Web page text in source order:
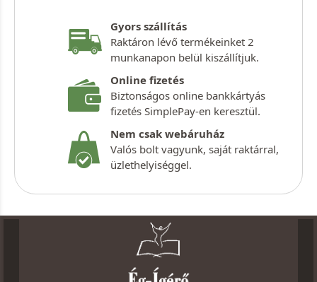
Gyors szállítás
Raktáron lévő termékeinket 2
munkanapon belül kiszállítjuk.
Online fizetés
Biztonságos online bankkártyás
fizetés SimplePay-en keresztül.
Nem csak webáruház
Valós bolt vagyunk, saját raktárral,
üzlethelyiséggel.